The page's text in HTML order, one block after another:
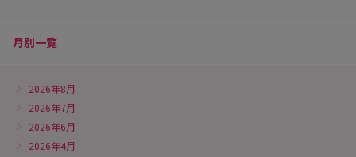
月別一覧
2026年8月
2026年7月
2026年6月
2026年4月